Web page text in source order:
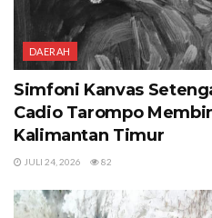
DAERAH
Simfoni Kanvas
Cadio Tarompo
Kalimantan Timur
JULI 24, 2026 82